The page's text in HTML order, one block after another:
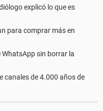
explicó lo que es
para comprar más en
sin borrar la
canales de 4.000 años de